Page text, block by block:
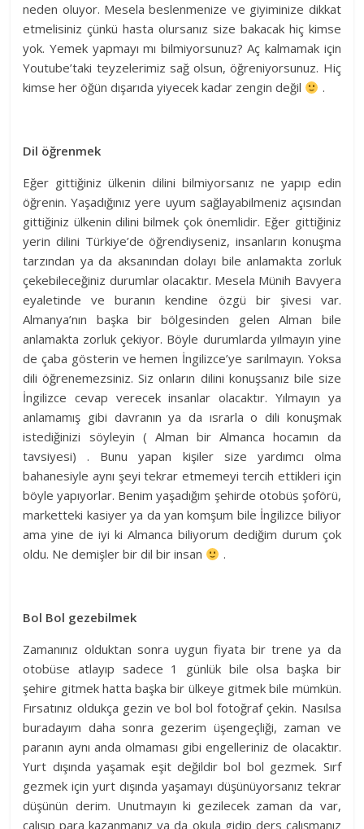
neden oluyor. Mesela beslenmenize ve giyiminize dikkat
etmelisiniz çünkü hasta olursanız size bakacak hiç kimse
yok. Yemek yapmayı mı bilmiyorsunuz? Aç kalmamak için
Youtube’taki teyzelerimiz sağ olsun, öğreniyorsunuz. Hiç
kimse her öğün dışarıda yiyecek kadar zengin değil
.
Dil öğrenmek
Eğer gittiğiniz ülkenin dilini bilmiyorsanız ne yapıp edin
öğrenin. Yaşadığınız yere uyum sağlayabilmeniz açısından
gittiğiniz ülkenin dilini bilmek çok önemlidir. Eğer gittiğiniz
yerin dilini Türkiye’de öğrendiyseniz, insanların konuşma
tarzından ya da aksanından dolayı bile anlamakta zorluk
çekebileceğiniz durumlar olacaktır. Mesela Münih Bavyera
eyaletinde ve buranın kendine özgü bir şivesi var.
Almanya’nın başka bir bölgesinden gelen Alman bile
anlamakta zorluk çekiyor. Böyle durumlarda yılmayın yine
de çaba gösterin ve hemen İngilizce’ye sarılmayın. Yoksa
dili öğrenemezsiniz. Siz onların dilini konuşsanız bile size
İngilizce cevap verecek insanlar olacaktır. Yılmayın ya
anlamamış gibi davranın ya da ısrarla o dili konuşmak
istediğinizi söyleyin ( Alman bir Almanca hocamın da
tavsiyesi) . Bunu yapan kişiler size yardımcı olma
bahanesiyle aynı şeyi tekrar etmemeyi tercih ettikleri için
böyle yapıyorlar. Benim yaşadığım şehirde otobüs şoförü,
marketteki kasiyer ya da yan komşum bile İngilizce biliyor
ama yine de iyi ki Almanca biliyorum dediğim durum çok
oldu. Ne demişler bir dil bir insan
.
Bol Bol gezebilmek
Zamanınız olduktan sonra uygun fiyata bir trene ya da
otobüse atlayıp sadece 1 günlük bile olsa başka bir
şehire gitmek hatta başka bir ülkeye gitmek bile mümkün.
Fırsatınız oldukça gezin ve bol bol fotoğraf çekin. Nasılsa
buradayım daha sonra gezerim üşengeçliği, zaman ve
paranın aynı anda olmaması gibi engelleriniz de olacaktır.
Yurt dışında yaşamak eşit değildir bol bol gezmek. Sırf
gezmek için yurt dışında yaşamayı düşünüyorsanız tekrar
düşünün derim. Unutmayın ki gezilecek zaman da var,
çalışıp para kazanmanız ya da okula gidip ders çalışmanız